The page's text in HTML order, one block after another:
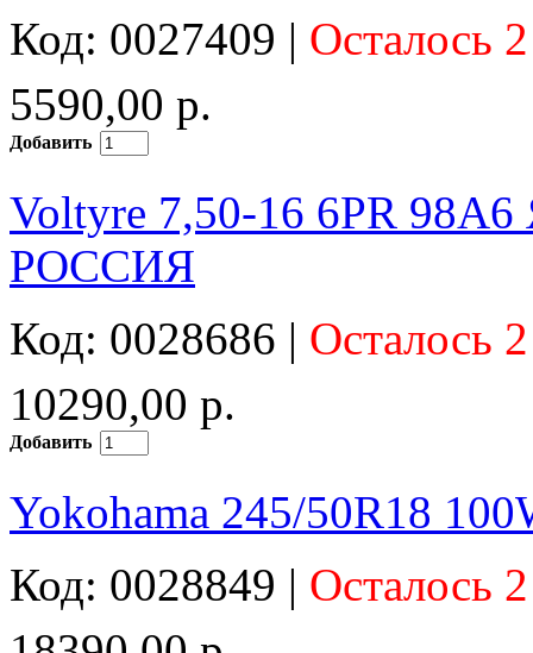
Код: 0027409 | Осталось
5590,00 р.
Добавить
Voltyre 7,50-16 6PR
РОССИЯ
Код: 0028686 | Осталось
10290,00 р.
Добавить
Yokohama 245/50R18
Код: 0028849 | Осталось